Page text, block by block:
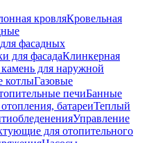
кровляКровельная
фасадных
для фасадаКлинкерная
для наружной
котлыГазовые
печиБанные
батареиТеплый
Управление
для отопительного